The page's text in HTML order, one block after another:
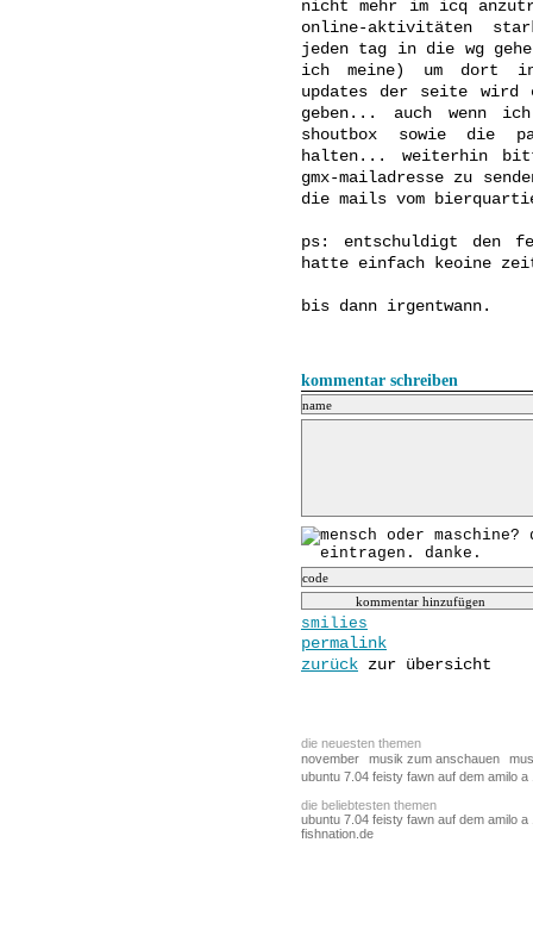
nicht mehr im icq
online-aktivitäten
jeden tag in die wg
ich meine) um dort
updates der seite wird
geben... auch wenn
shoutbox sowie die
halten... weiterhin
gmx-mailadresse zu
die mails vom
ps: entschuldigt den
hatte einfach keoine
bis dann irgentwann.
kommentar schreiben
smilies
permalink
zurück zur übersicht
die neuesten themen
november
musik zum anschauen
ubuntu 7.04 feisty fawn auf dem amilo a
die beliebtesten themen
ubuntu 7.04 feisty fawn auf dem amilo a
fishnation.de